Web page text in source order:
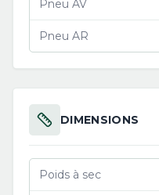
Pneu AV
Pneu AR
DIMENSIONS
Poids à sec